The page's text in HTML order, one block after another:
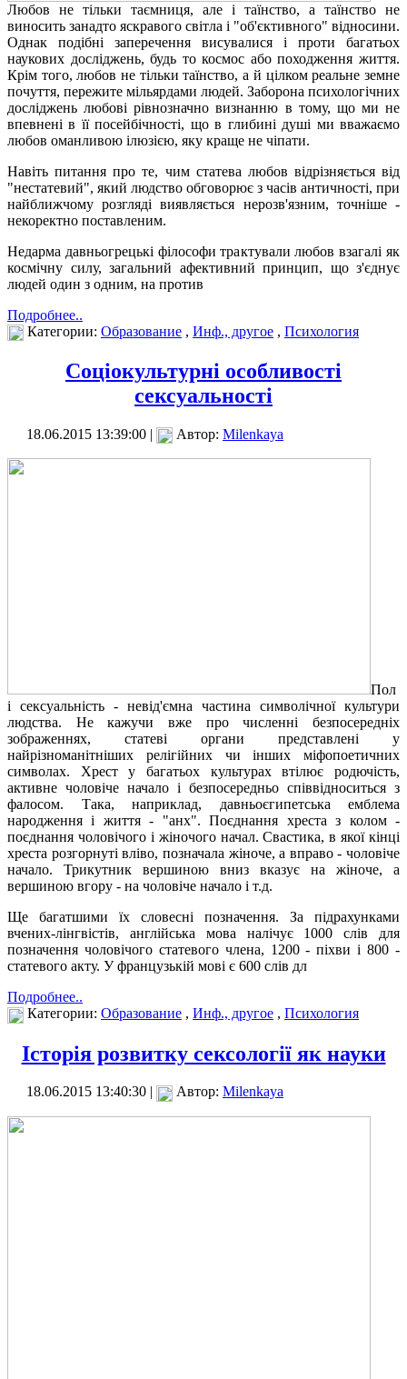
Любов не тільки таємниця, але і таїнство, а таїнство не
виносить занадто яскравого світла і "об'єктивного" відносини.
Однак подібні заперечення висувалися і проти багатьох
наукових досліджень, будь то космос або походження життя.
Крім того, любов не тільки таїнство, а й цілком реальне земне
почуття, пережите мільярдами людей. Заборона психологічних
досліджень любові рівнозначно визнанню в тому, що ми не
впевнені в її посейбічності, що в глибині душі ми вважаємо
любов оманливою ілюзією, яку краще не чіпати.
Навіть питання про те, чим статева любов відрізняється від
"нестатевий", який людство обговорює з часів античності, при
найближчому розгляді виявляється нерозв'язним, точніше -
некоректно поставленим.
Недарма давньогрецькі філософи трактували любов взагалі як
космічну силу, загальний афективний принцип, що з'єднує
людей один з одним, на против
Подробнее..
Категории: Образование , Инф., другое , Психология
Соціокультурні особливості
сексуальності
18.06.2015 13:39:00 | Автор: Milenkaya
Пол
і сексуальність - невід'ємна частина символічної культури
людства. Не кажучи вже про численні безпосередніх
зображеннях, статеві органи представлені у
найрізноманітніших релігійних чи інших міфопоетичних
символах. Хрест у багатьох культурах втілює родючість,
активне чоловіче начало і безпосередньо співвідноситься з
фалосом. Така, наприклад, давньоєгипетська емблема
народження і життя - "анх". Поєднання хреста з колом -
поєднання чоловічого і жіночого начал. Свастика, в якої кінці
хреста розгорнуті вліво, позначала жіноче, а вправо - чоловіче
начало. Трикутник вершиною вниз вказує на жіноче, а
вершиною вгору - на чоловіче начало і т.д.
Ще багатшими їх словесні позначення. За підрахунками
вчених-лінгвістів, англійська мова налічує 1000 слів для
позначення чоловічого статевого члена, 1200 - піхви і 800 -
статевого акту. У французькій мові є 600 слів дл
Подробнее..
Категории: Образование , Инф., другое , Психология
Історія розвитку сексології як науки
18.06.2015 13:40:30 | Автор: Milenkaya